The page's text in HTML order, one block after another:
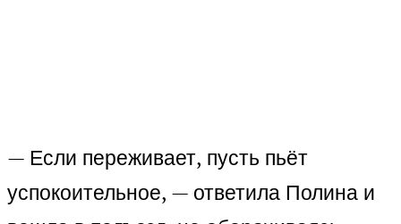
— Если переживает, пусть пьёт
успокоительное, — ответила Полина и